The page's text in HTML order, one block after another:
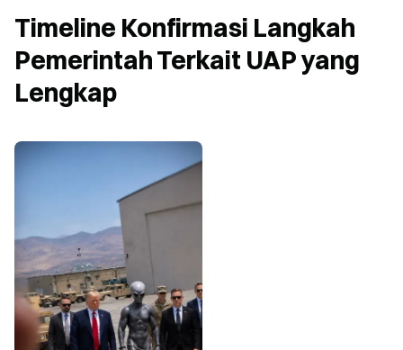
Timeline Konfirmasi Langkah
Pemerintah Terkait UAP yang
Lengkap